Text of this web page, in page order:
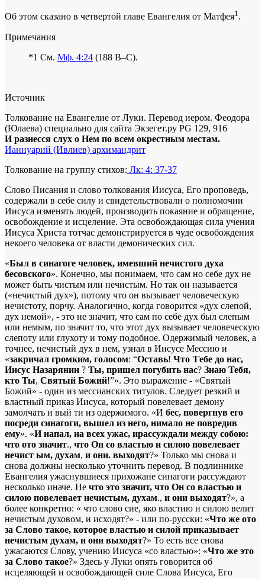
Об этом сказано в четвертой главе Евангелия от Матфея1.
Примечания
*1 См. Мф. 4:24 (188 B–C).
Источник
Толкование на Евангелие от Луки. Перевод иером. Феодора
(Юлаева) специально для сайта Экзегет.ру PG 129, 916
И разнесся слух о Нем по всем окрестным местам.
Ианнуарий (Ивлиев) архимандрит
Толкование на группу стихов: Лк: 4: 37-37
Слово Писания и слово толкования Иисуса, Его проповедь,
содержали в себе силу и свидетельствовали о полномочии
Иисуса изменять людей, производить покаяние и обращение,
освобождение и исцеление. Эта освобождающая сила учения
Иисуса Христа тотчас демонстрируется в чуде освобождения
некоего человека от власти демонических сил.
«Был в синагоге человек, имевший нечистого духа
бесовского». Конечно, мы понимаем, что сам но себе дух не
может быть чистым или нечистым. Но так он называется
(«нечистый дух»), потому что он вызывает человеческую
нечистоту, порчу. Аналогично, когда говорится «дух слепой,
дух немой», - это не значит, что сам по себе дух был слепым
или немым, по значит то, что этот дух вызывает человеческую
слепоту или глухоту и тому подобное. Одержимый человек, а
точнее, нечистый дух в нем, узнал в Иисусе Мессию и
«закричал громким, голосом: “Оставь! Что 'Гебе до нас,
Иисус Назарянин ? Ты, пришел погубить нас? Знаю Тебя,
кто Ты, Святый Божий!”». Это выражение - «Святый
Божий» - один из мессианских титулов. Следует резкий и
властный приказ Иисуса, который повелевает демону
замолчать и вый ти из одержимого. «И бес, повергнув его
посреди синагоги, вышел из него, нимало не повредив
ему». «И напал, на всех ужас, ирассуждали между собою:
что ото значит., что Он со властью и силою повелевает
нечист ым, духам, и они. выходят?» Только мы снова и
снова должны несколько уточнить перевод. В подлиннике
Евангелия ужаснувшиеся прихожане синагоги рассуждают
несколько иначе. Не что это значит, что Он со властью и
силою повелевает нечистым, духам., и они выходят?», а
более конкретно: « что слово сие, яко властию и силою велит
нечистым духовом, и исходят?» - или по-русски: «Что же ото
за Слово такое, которое властью и силой приказывает
нечистым духам, и они выходят?» То есть все снова
ужасаются Слову, учению Иисуса «со властью»: «Что же это
за Слово такое?» Здесь у Луки опять говорится об
исцеляющей и освобождающей силе Слова Иисуса, Его